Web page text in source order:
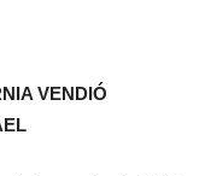
VENDIÓ